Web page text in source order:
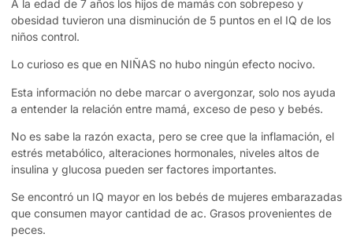
A la edad de 7 años los hijos de mamás con sobrepeso y
obesidad tuvieron una disminución de 5 puntos en el IQ de los
niños control.
Lo curioso es que en NIÑAS no hubo ningún efecto nocivo.
Esta información no debe marcar o avergonzar, solo nos ayuda
a entender la relación entre mamá, exceso de peso y bebés.
No es sabe la razón exacta, pero se cree que la inflamación, el
estrés metabólico, alteraciones hormonales, niveles altos de
insulina y glucosa pueden ser factores importantes.
Se encontró un IQ mayor en los bebés de mujeres embarazadas
que consumen mayor cantidad de ac. Grasos provenientes de
peces.